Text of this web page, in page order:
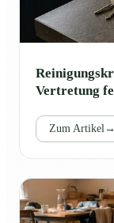
Vertretung
Zum Artikel→